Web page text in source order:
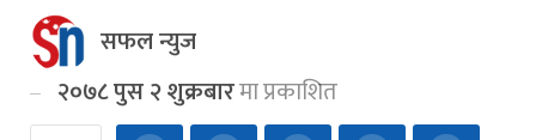
सफल न्युज
२०७८ पुस २ शुक्रबारमा प्रकाशित